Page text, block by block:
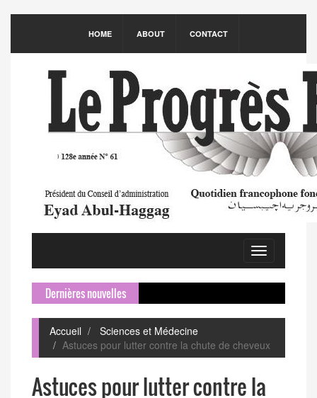
HOME ABOUT CONTACT
Toggle
navigation
Dernières nouvelles
Accueil
Sciences et Médecine
Astuces pour lutter contre la chute de cheveux
Astuces pour lutter contre la